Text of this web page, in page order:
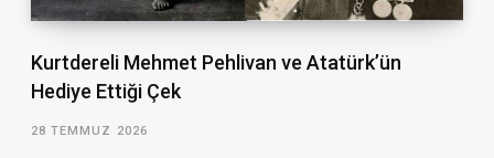
Kurtdereli Mehmet Pehlivan ve Atatürk’ün
Hediye Ettiği Çek
28 TEMMUZ 2026